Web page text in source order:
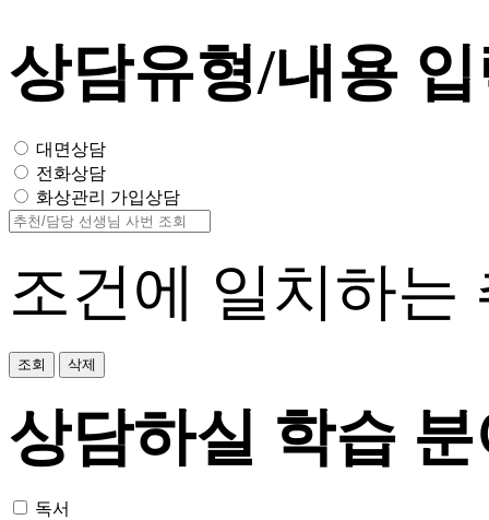
상담유형/내용
대면상담
전화상담
화상관리 가입상담
조건에 일치하는
조회 삭제
상담하실 학습
독서